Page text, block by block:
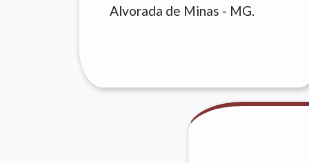
Alvorada de Minas - MG.